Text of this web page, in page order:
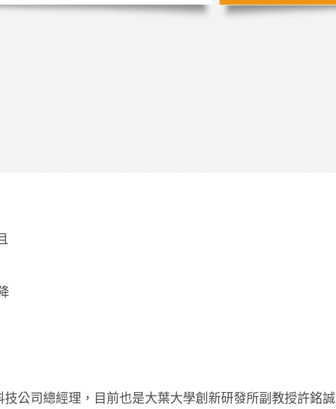
公司總經理，目前也是大葉大學創新研發所副教授許銘誠